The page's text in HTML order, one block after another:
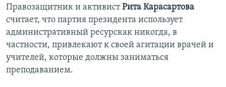
Правозащитник и активистРита Карасартова
считает, что партия президента использует
административный ресурскак никогда, в
частности, привлекают к своей агитации врачей и
учителей, которые должны заниматься
преподаванием.